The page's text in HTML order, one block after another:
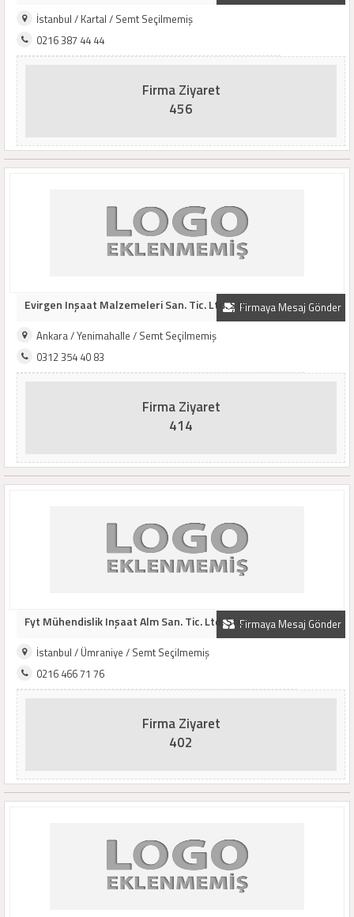
İstanbul / Kartal / Semt Seçilmemiş
0216 387 44 44
Firma Ziyaret
456
Firmaya Mesaj Gönder
Evirgen Inşaat Malzemeleri San. Tic. Ltd. Şti..
Ankara / Yenimahalle / Semt Seçilmemiş
0312 354 40 83
Firma Ziyaret
414
Firmaya Mesaj Gönder
Fyt Mühendislik Inşaat Alm San. Tic. Ltd. Şti..
İstanbul / Ümraniye / Semt Seçilmemiş
0216 466 71 76
Firma Ziyaret
402